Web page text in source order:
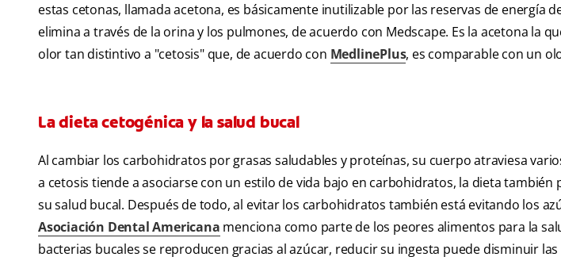
estas cetonas, llamada acetona, es básicamente inutilizable por las reservas de energía
elimina a través de la orina y los pulmones, de acuerdo con Medscape. Es la acetona la
olor tan distintivo a "cetosis" que, de acuerdo con MedlinePlus, es comparable con un
La dieta cetogénica y la salud bucal
Al cambiar los carbohidratos por grasas saludables y proteínas, su cuerpo atraviesa
a cetosis tiende a asociarse con un estilo de vida bajo en carbohidratos, la dieta
su salud bucal. Después de todo, al evitar los carbohidratos también está evitando los
Asociación Dental Americana menciona como parte de los peores alimentos para la
bacterias bucales se reproducen gracias al azúcar, reducir su ingesta puede disminuir las